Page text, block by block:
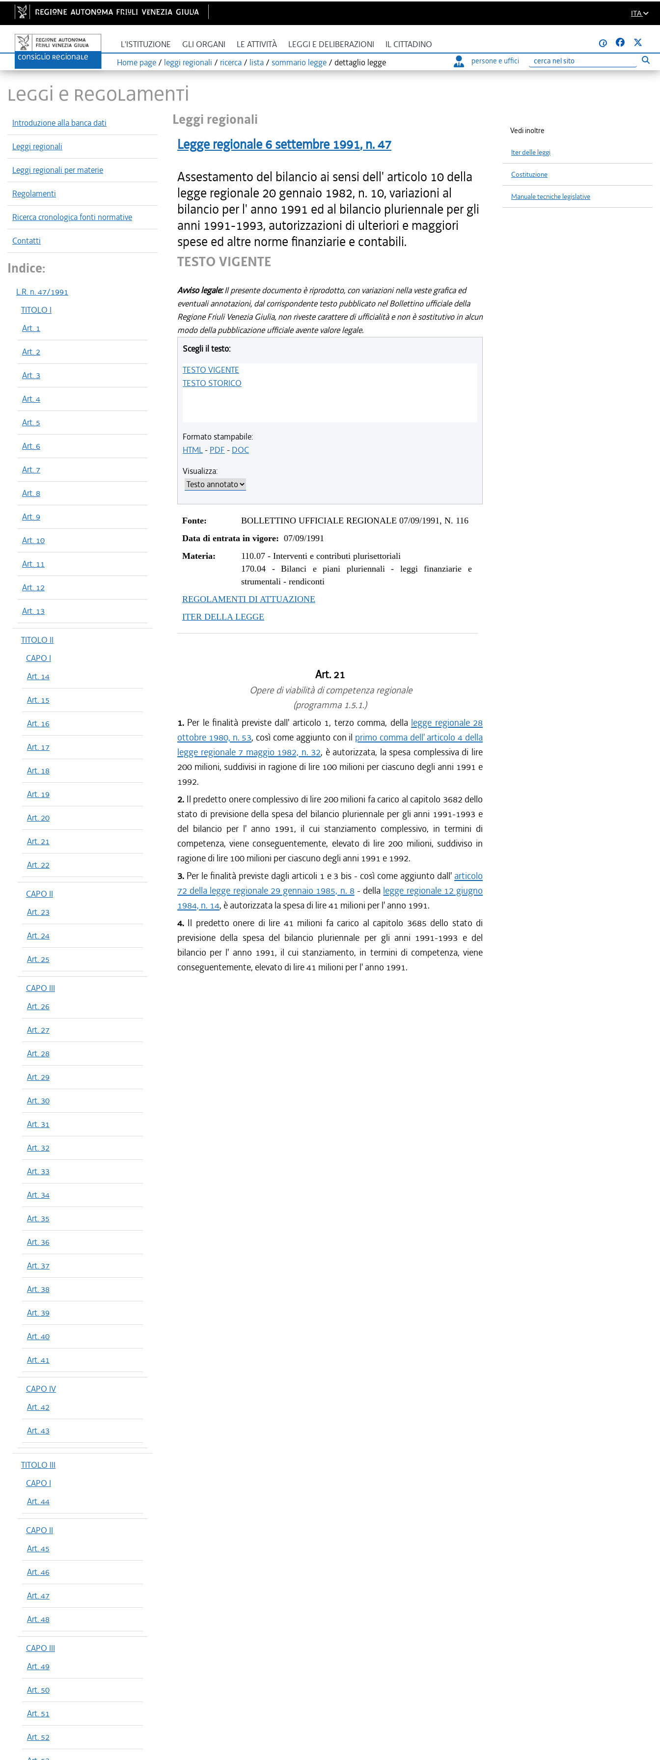
ITA
L'ISTITUZIONE GLI ORGANI LE ATTIVITÀ LEGGI E DELIBERAZIONI IL CITTADINO
@
Home page / leggi regionali / ricerca / lista / sommario legge / dettaglio legge persone e uffici
Ricerca
LEGGI E REGOLAMENTI
Introduzione alla banca dati
Leggi regionali
Leggi regionali per materie
Regolamenti
Ricerca cronologica fonti normative
Contatti
Indice:
L.R. n. 47/1991
TITOLO I
Art. 1
Art. 2
Art. 3
Art. 4
Art. 5
Art. 6
Art. 7
Art. 8
Art. 9
Art. 10
Art. 11
Art. 12
Art. 13
TITOLO II
CAPO I
Art. 14
Art. 15
Art. 16
Art. 17
Art. 18
Art. 19
Art. 20
Art. 21
Art. 22
CAPO II
Art. 23
Art. 24
Art. 25
CAPO III
Art. 26
Art. 27
Art. 28
Art. 29
Art. 30
Art. 31
Art. 32
Art. 33
Art. 34
Art. 35
Art. 36
Art. 37
Art. 38
Art. 39
Art. 40
Art. 41
CAPO IV
Art. 42
Art. 43
TITOLO III
CAPO I
Art. 44
CAPO II
Art. 45
Art. 46
Art. 47
Art. 48
CAPO III
Art. 49
Art. 50
Art. 51
Art. 52
Leggi regionali
Legge regionale 6 settembre 1991, n.47
Assestamento del bilancio ai sensi dell' articolo 10 della
legge regionale 20 gennaio 1982, n. 10, variazioni al
bilancio per l' anno 1991 ed al bilancio pluriennale per gli
anni 1991-1993, autorizzazioni di ulteriori e maggiori
spese ed altre norme finanziarie e contabili.
TESTO VIGENTE
Avviso legale:Il presente documento è riprodotto, con variazioni nella veste grafica ed
eventuali annotazioni, dal corrispondente testo pubblicato nel Bollettino ufficiale della
Regione Friuli Venezia Giulia, non riveste carattere di ufficialità e non è sostitutivo in alcun
modo della pubblicazione ufficiale avente valore legale.
Scegli il testo:
TESTO VIGENTE
TESTO STORICO
Formato stampabile:
HTML- PDF - DOC
Visualizza:
Fonte:
BOLLETTINO UFFICIALE REGIONALE 07/09/1991, N. 116
Data di entrata in vigore: 07/09/1991
Materia:
110.07 -Interventi e contributi plurisettoriali
170.04 -Bilanci e piani pluriennali - leggi finanziarie e
strumentali - rendiconti
REGOLAMENTI DI ATTUAZIONE
ITER DELLA LEGGE
Art. 21
Opere di viabilità di competenza regionale
(programma 1.5.1.)
1. Per le finalità previste dall' articolo 1, terzo comma, della legge regionale 28
ottobre 1980, n. 53, così come aggiunto con il primo comma dell' articolo 4 della
legge regionale 7 maggio 1982, n. 32, è autorizzata, la spesa complessiva di lire
200 milioni, suddivisi in ragione di lire 100 milioni per ciascuno degli anni 1991 e
1992.
2. Il predetto onere complessivo di lire 200 milioni fa carico al capitolo 3682 dello
stato di previsione della spesa del bilancio pluriennale per gli anni 1991-1993 e
del bilancio per l' anno 1991, il cui stanziamento complessivo, in termini di
competenza, viene conseguentemente, elevato di lire 200 milioni, suddiviso in
ragione di lire 100 milioni per ciascuno degli anni 1991 e 1992.
3. Per le finalità previste dagli articoli 1 e 3 bis - così come aggiunto dall' articolo
72 della legge regionale 29 gennaio 1985, n. 8 - della legge regionale 12 giugno
1984, n. 14, è autorizzata la spesa di lire 41 milioni per l' anno 1991.
4. Il predetto onere di lire 41 milioni fa carico al capitolo 3685 dello stato di
previsione della spesa del bilancio pluriennale per gli anni 1991-1993 e del
bilancio per l' anno 1991, il cui stanziamento, in termini di competenza, viene
conseguentemente, elevato di lire 41 milioni per l' anno 1991.
Vedi inoltre
Iter delle leggi
Costituzione
Manuale tecniche legislative